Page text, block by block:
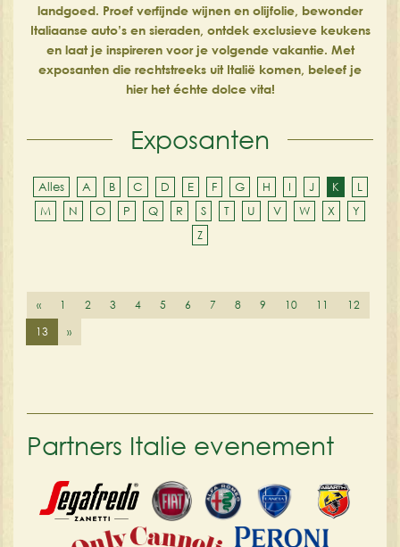
landgoed. Proef verfijnde wijnen en olijfolie, bewonder
Italiaanse auto’s en sieraden, ontdek exclusieve keukens
en laat je inspireren voor je volgende vakantie. Met
exposanten die rechtstreeks uit Italië komen, beleef je
hier het échte dolce vita!
Exposanten
Alles A B C D E F G H I J K
L
M
N O P Q R S T U V W X
Y
Z
« 1 2 3 4 5 6 7 8 9 10 11
12
13
»
Partners Italie evenement